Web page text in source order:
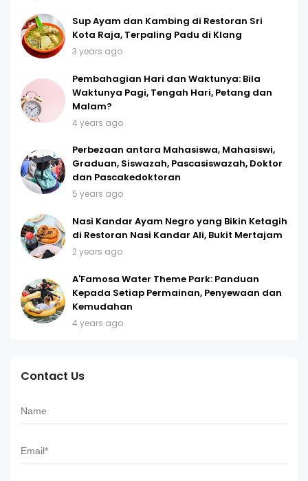
Sup Ayam dan Kambing di Restoran Sri
Kota Raja, Terpaling Padu di Klang
3 years ago
Pembahagian Hari dan Waktunya: Bila
Waktunya Pagi, Tengah Hari, Petang dan
Malam?
4 years ago
Perbezaan antara Mahasiswa, Mahasiswi,
Graduan, Siswazah, Pascasiswazah, Doktor
dan Pascakedoktoran
5 years ago
Nasi Kandar Ayam Negro yang Bikin Ketagih
di Restoran Nasi Kandar Ali, Bukit Mertajam
2 years ago
A'Famosa Water Theme Park: Panduan
Kepada Setiap Permainan, Penyewaan dan
Kemudahan
4 years ago
Contact Us